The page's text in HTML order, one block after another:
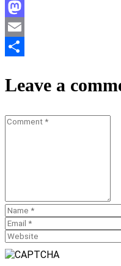
Facebook
Mastodon
Email
Leave a